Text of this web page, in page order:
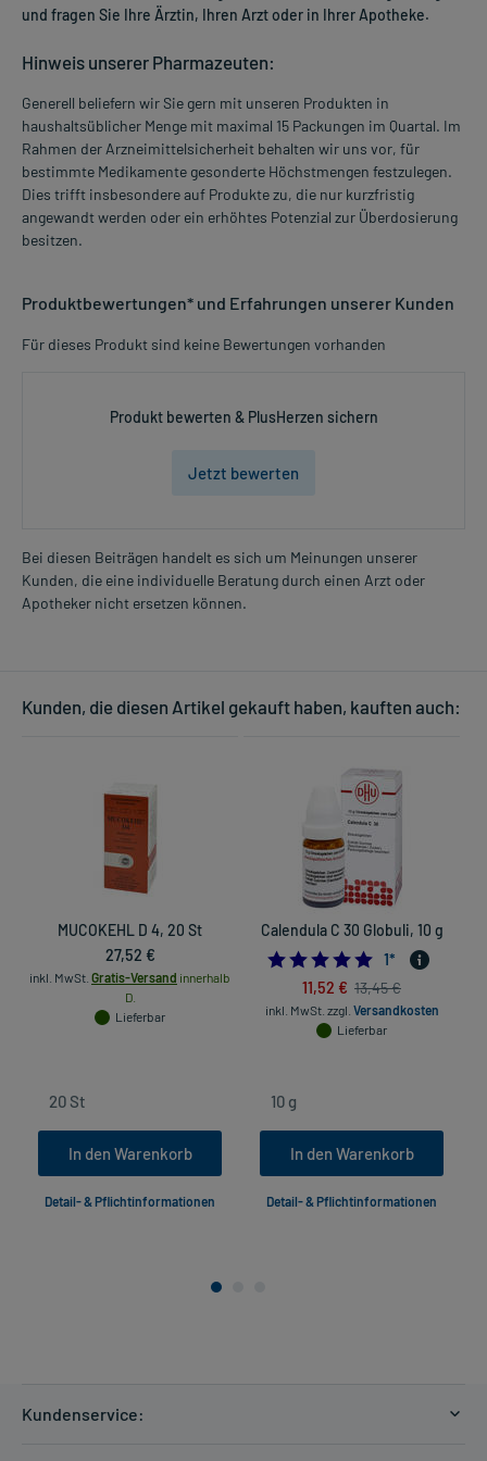
und fragen Sie Ihre Ärztin, Ihren Arzt oder in Ihrer Apotheke.
Hinweis unserer Pharmazeuten:
Generell beliefern wir Sie gern mit unseren Produkten in
haushaltsüblicher Menge mit maximal 15 Packungen im Quartal. Im
Rahmen der Arzneimittelsicherheit behalten wir uns vor, für
bestimmte Medikamente gesonderte Höchstmengen festzulegen.
Dies trifft insbesondere auf Produkte zu, die nur kurzfristig
angewandt werden oder ein erhöhtes Potenzial zur Überdosierung
besitzen.
Produktbewertungen* und Erfahrungen unserer Kunden
Für dieses Produkt sind keine Bewertungen vorhanden
Produkt bewerten & PlusHerzen sichern
Jetzt bewerten
Bei diesen Beiträgen handelt es sich um Meinungen unserer
Kunden, die eine individuelle Beratung durch einen Arzt oder
Apotheker nicht ersetzen können.
Kunden, die diesen Artikel gekauft haben, kauften auch:
MUCOKEHL D 4, 20 St
27,52 €
inkl. MwSt. Gratis-Versand innerhalb
D.
Lieferbar
In den Warenkorb
Detail- & Pflichtinformationen
Calendula C 30 Globuli, 10 g
5.0
1*
11,52 € 13,45 €
inkl. MwSt. zzgl. Versandkosten
Lieferbar
In den Warenkorb
Detail- & Pflichtinformationen
Kundenservice: